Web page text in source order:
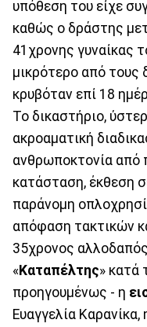
υπόθεση του είχε
καθώς ο δράστης
41χρονης γυναίκας
μικρότερο από τους
κρυβόταν επί 18
Το δικαστήριο,
ακροαματική
ανθρωποκτονία από
κατάσταση, έκθεση
παράνομη
απόφαση τακτικών
35χρονος
«Καταπέλτης» κατά
προηγουμένως - η
Ευαγγελία